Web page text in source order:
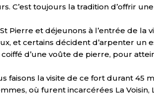
C’est toujours la tradition d’offrir
Pierre et déjeunons à l’entrée de la
et certains décident d’arpenter un
d’une voûte de pierre, pour
faisons la visite de ce fort durant 45
où furent incarcérées La Voisin,